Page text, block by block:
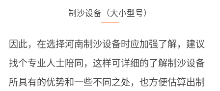
制沙设备（大小型号）
因此，在选择河南制沙设备时应加强了解，建议
找个专业人士陪同，这样可详细的了解制沙设备
所具有的优势和一些不同之处，也方便估算出制